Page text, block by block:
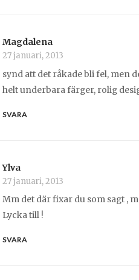
Magdalena
27 januari, 2013
synd att det råkade bli fel, men
helt underbara färger, rolig
SVARA
Ylva
27 januari, 2013
Mm det där fixar du som sagt ,
Lycka till !
SVARA